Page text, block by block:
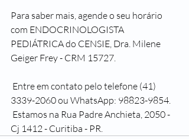
Para saber mais, agende o seu horário
com ENDOCRINOLOGISTA
PEDIÁTRICA do CENSIE, Dra. Milene
Geiger Frey - CRM 15727.
3339-2060 ou WhatsApp: 98823-9854.
Cj 1412 - Curitiba - PR.